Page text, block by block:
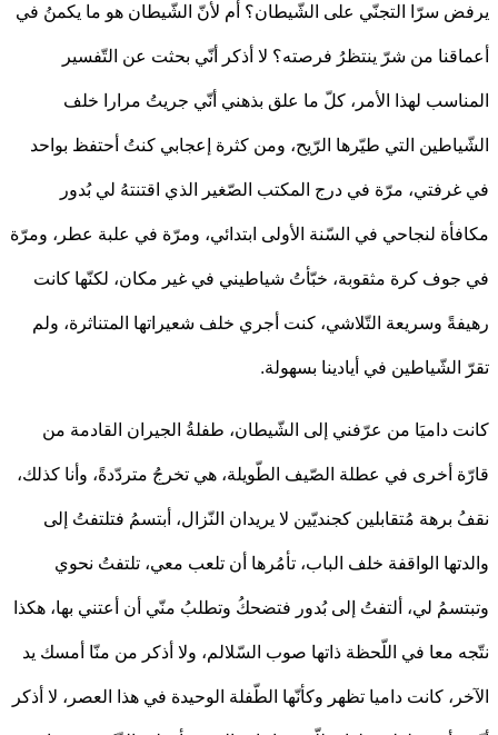
سرّا التجنّي على الشّيطان؟ أم لأنّ الشّيطان هو ما يكمنُ في
من شرّ ينتظرُ فرصته؟ لا أذكر أنّي بحثت عن التّفسير
لهذا الأمر، كلّ ما علق بذهني أنّي جريتُ مرارا خلف
التي طيّرها الرّيح، ومن كثرة إعجابي كنتُ أحتفظ بواحد
مرّة في درج المكتب الصّغير الذي اقتنتهُ لي بُدور
لنجاحي في السّنة الأولى ابتدائي، ومرّة في علبة عطر، ومرّة
كرة مثقوبة، خبّأتُ شياطيني في غير مكان، لكنّها كانت
وسريعة التّلاشي، كنت أجري خلف شعيراتها المتناثرة، ولم
في أيادينا بسهولة.
داميَا من عرّفني إلى الشّيطان، طفلةُ الجيران القادمة من
أخرى في عطلة الصّيف الطّويلة، هي تخرجُ متردّدةً، وأنا كذلك،
مُتقابلين كجنديّين لا يريدان النّزال، أبتسمُ فتلتفتُ إلى
الواقفة خلف الباب، تأمُرها أن تلعب معي، تلتفتُ نحوي
لي، ألتفتُ إلى بُدور فتضحكُ وتطلبُ منّي أن أعتني بها، هكذا
معا في اللّحظة ذاتها صوب السّلالم، ولا أذكر من منّا أمسك يد
كانت داميا تظهر وكأنّها الطّفلة الوحيدة في هذا العصر، لا أذكر